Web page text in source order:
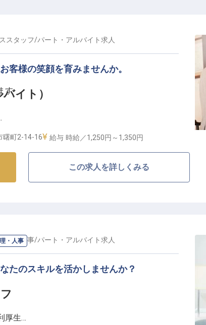
イト）
スタッフ/パート・アルバイト求人
客様の笑顔を育みませんか。
す
て一日の始まりを心地よく過ごしていただくた
、お客様のご案内、料理の補充、そして片付け
機会】
で、朝の時間を有効活用したい方にぴったり
までの交通費支給があり、安心して通勤いただ
テルならではの福利厚生も充実しています。
曙町2-14-16 給与 時給／1,250円～ 1,350円
この求人を詳しくみる
・人事
理・人事/パート・アルバイト求人
たのスキルを活かしませんか？
厚生